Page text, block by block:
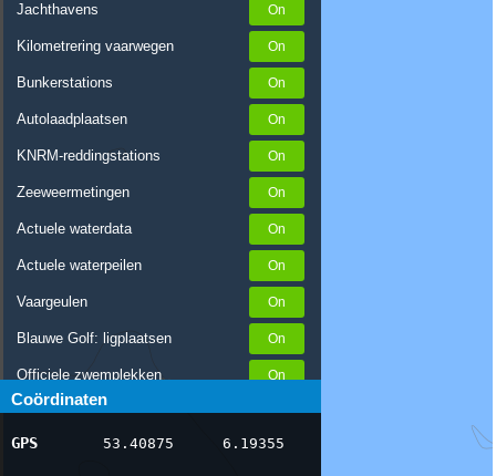
Jachthavens
Kilometrering vaarwegen
Bunkerstations
Autolaadplaatsen
KNRM-reddingstations
Zeeweermetingen
Actuele waterdata
Actuele waterpeilen
Vaargeulen
Blauwe Golf: ligplaatsen
Officiele zwemplekken
Stremmingen/hinder
AIS scheepsposities
Coördinaten
GPS 53.40875 6.19355